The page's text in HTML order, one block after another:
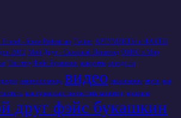
- Snow Pedestrian Twitter АРГУМЕНТЫ и ФАКТЫ
2012 Мой Друг - Снежный Пешеход ОКНО в Мир
Твиттер Фэйс Букашкин аккаунты анекдоты
взаимопомощь видео выживание звуки как
как правильно почистить монитор кризисы
друг фэйс букашкин